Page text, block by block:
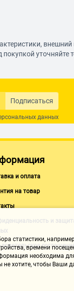
Подписаться
данных
и оплата
на товар
и
статистики,
времени
необходима
хотите, чтобы